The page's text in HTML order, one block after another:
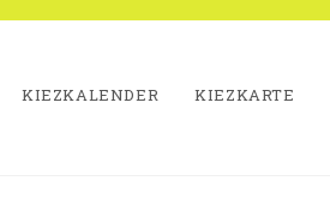
KIEZKALENDER KIEZKARTE